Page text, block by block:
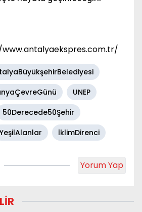
UNEP
50Derecede50Şehir
YeşilAlanlar İklimDirenci
Yorum Yap